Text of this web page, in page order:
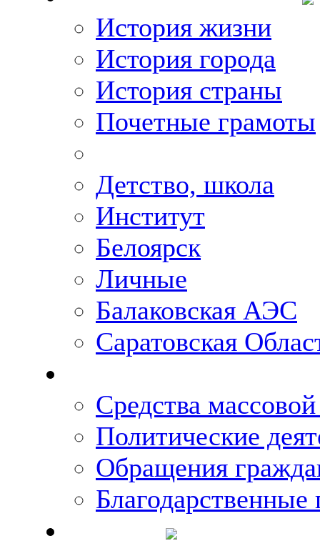
История жизни
История города
История страны
Почетные грамоты
Детство, школа
Институт
Белоярск
Личные
Балаковская АЭС
Саратовская
Средства
Политические
Обращения
Благодарственные